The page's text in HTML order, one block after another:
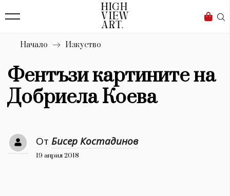
Бизнес
Мода
Dialogue
Изкуство
4339
Красота
777
Начало Изкуство
Фентъзи картините на
Добриела Коева
От Бисер Костадинов
19 април 2018